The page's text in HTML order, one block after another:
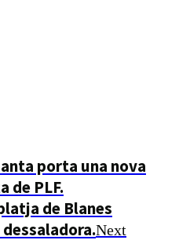
porta una nova
de PLF.
de Blanes
Next